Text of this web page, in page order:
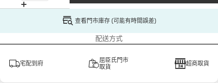
查看門市庫存 (可能有時間誤差)
配送方式
宅配到府
屈臣氏門市
取貨
超商取貨